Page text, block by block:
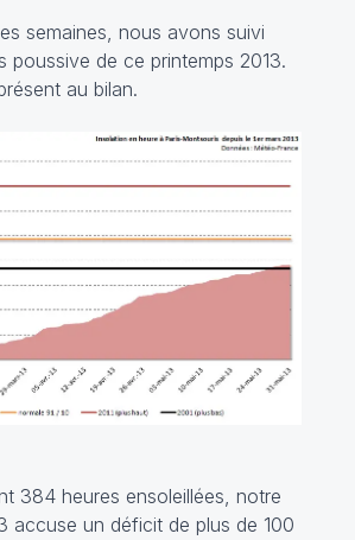
semaines, nous avons suivi
poussive de ce printemps 2013.
au bilan.
384 heures ensoleillées, notre
accuse un déficit de plus de 100